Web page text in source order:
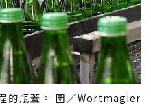
的瓶蓋。 圖／Wortmagier